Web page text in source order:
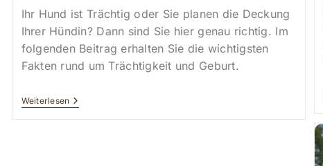
geändert
Ihr Hund ist Trächtig oder Sie planen die Deckung
Ihrer Hündin? Dann sind Sie hier genau richtig. Im
folgenden Beitrag erhalten Sie die wichtigsten
Fakten rund um Trächtigkeit und Geburt.
WeiterlesenTrächtigkeit
Und